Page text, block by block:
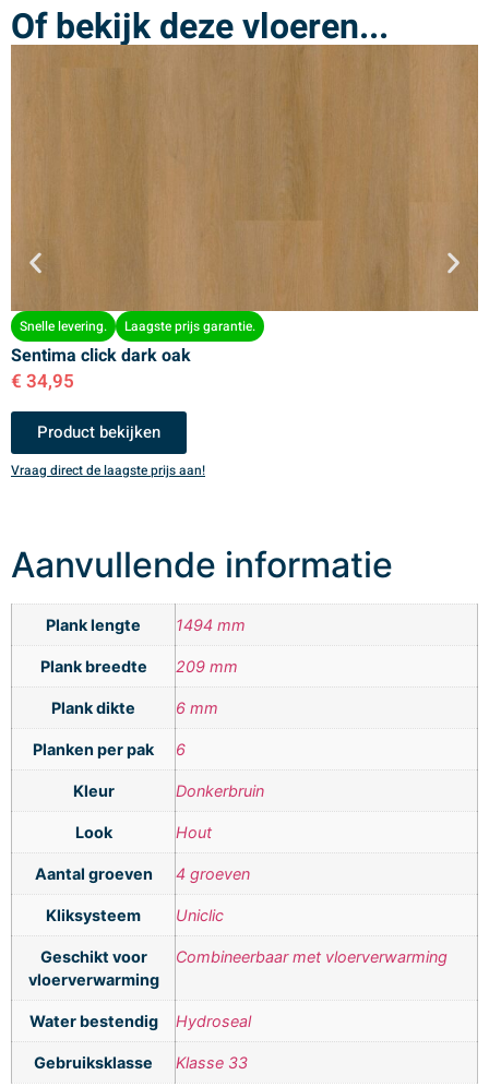
Of bekijk deze vloeren...
Snelle levering. Laagste prijs garantie.
Sentima click dark oak
€ 34,95
Product bekijken
Vraag direct de laagste prijs aan!
Aanvullende informatie
Plank lengte 1494 mm
Plank breedte 209 mm
Plank dikte 6 mm
Planken per pak 6
Kleur Donkerbruin
Look Hout
Aantal groeven 4 groeven
Kliksysteem Uniclic
Geschikt voor
vloerverwarming
Combineerbaar met vloerverwarming
Water bestendig Hydroseal
Gebruiksklasse Klasse 33